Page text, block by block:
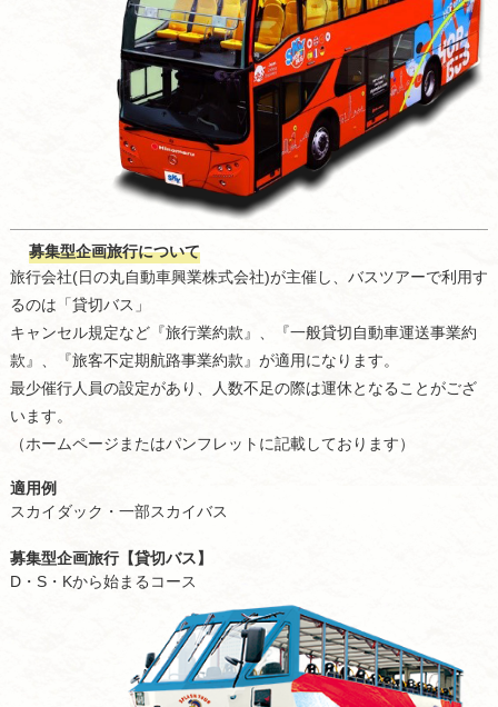
募集型企画旅行について
旅行会社(日の丸自動車興業株式会社)が主催し、バスツアーで利用す
るのは「貸切バス」
キャンセル規定など『旅行業約款』、『一般貸切自動車運送事業約
款』、『旅客不定期航路事業約款』が適用になります。
最少催行人員の設定があり、人数不足の際は運休となることがござ
います。
（ホームページまたはパンフレットに記載しております）
適用例
スカイダック・一部スカイバス
募集型企画旅行【貸切バス】
D・S・Kから始まるコース